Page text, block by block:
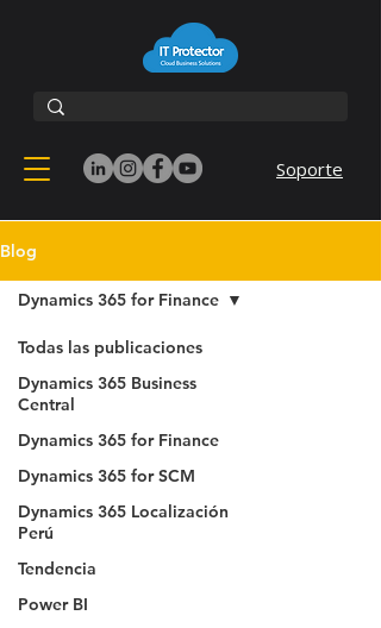
Soporte
Blog
Todas las publicaciones
Dynamics 365 Business
Central
Dynamics 365 for Finance
Dynamics 365 for SCM
Dynamics 365 Localización
Perú
Tendencia
Power BI
Dynamics 365 for Finance